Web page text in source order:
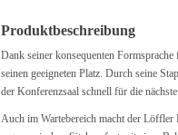
Produktbeschreibung
Dank seiner konsequenten
seinen geeigneten Platz. Durch seine
der Konferenzsaal schnell für die
Auch im Wartebereich macht der Löffler